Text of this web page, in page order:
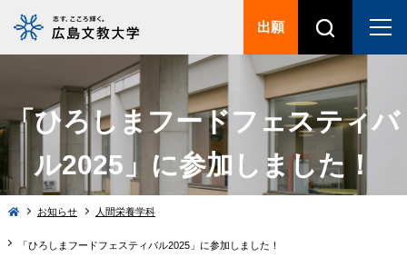
「ひろしまフードフェスティバ
ル2025」に参加しました！
お知らせ 人間栄養学科
「ひろしまフードフェスティバル2025」に参加しました！
出願